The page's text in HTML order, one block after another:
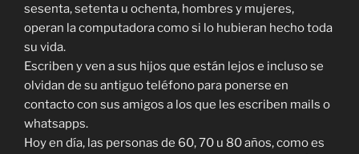
sesenta, setenta u ochenta, hombres y mujeres,
operan la computadora como si lo hubieran hecho toda
su vida.
Escriben y ven a sus hijos que están lejos e incluso se
olvidan de su antiguo teléfono para ponerse en
contacto con sus amigos a los que les escriben mails o
whatsapps.
Hoy en día, las personas de 60, 70 u 80 años, como es